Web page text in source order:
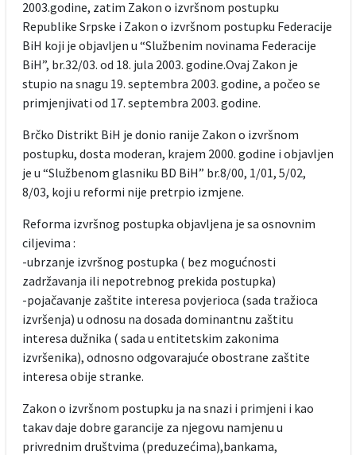
2003.godine, zatim Zakon o izvršnom postupku
Republike Srpske i Zakon o izvršnom postupku Federacije
BiH koji je objavljen u “Službenim novinama Federacije
BiH”, br.32/03. od 18. jula 2003. godine.Ovaj Zakon je
stupio na snagu 19. septembra 2003. godine, a počeo se
primjenjivati od 17. septembra 2003. godine.
Brčko Distrikt BiH je donio ranije Zakon o izvršnom
postupku, dosta moderan, krajem 2000. godine i objavljen
je u “Službenom glasniku BD BiH” br.8/00, 1/01, 5/02,
8/03, koji u reformi nije pretrpio izmjene.
Reforma izvršnog postupka objavljena je sa osnovnim
ciljevima :
-ubrzanje izvršnog postupka ( bez mogućnosti
zadržavanja ili nepotrebnog prekida postupka)
-pojačavanje zaštite interesa povjerioca (sada tražioca
izvršenja) u odnosu na dosada dominantnu zaštitu
interesa dužnika ( sada u entitetskim zakonima
izvršenika), odnosno odgovarajuće obostrane zaštite
interesa obije stranke.
Zakon o izvršnom postupku ja na snazi i primjeni i kao
takav daje dobre garancije za njegovu namjenu u
privrednim društvima (preduzećima),bankama,